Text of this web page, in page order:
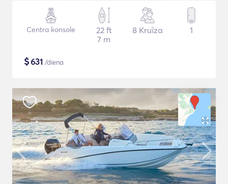
Centra konsole
22 ft
7 m
8 Kruīza 1
$631 /diena